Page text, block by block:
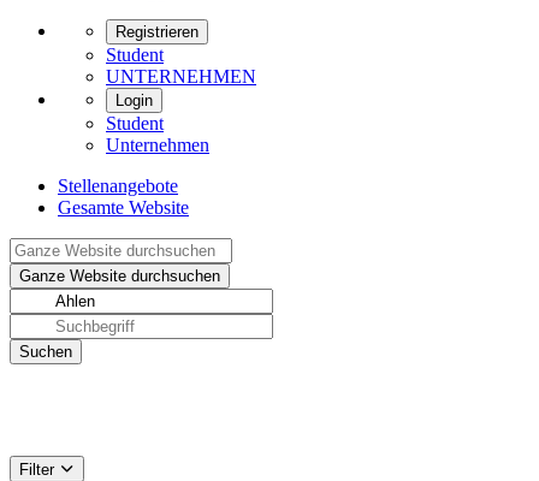
Registrieren
Student
UNTERNEHMEN
Login
Student
Unternehmen
Stellenangebote
Gesamte Website
Filter